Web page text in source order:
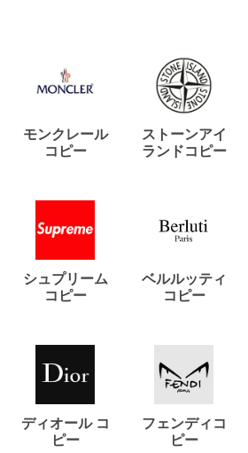
モンクレール
コピー
ストーンアイ
ランドコピー
シュプリーム
コピー
ベルルッティ
コピー
ディオール コ
ピー
フェンディコ
ピー